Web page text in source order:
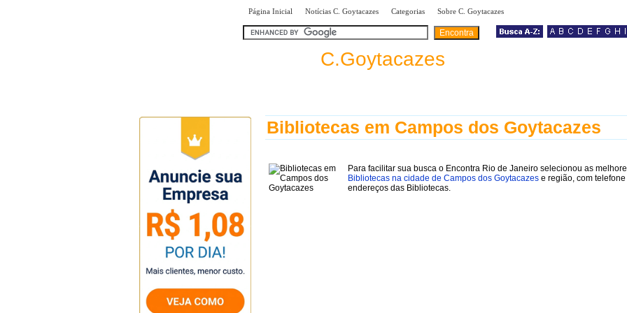
Página Inicial Notícias C. Goytacazes Categorias Sobre C. Goytacazes
C.Goytacazes
Bibliotecas em Campos dos Goytacazes
Para facilitar sua busca o Encontra Rio de Janeiro selecionou as
Bibliotecas na cidade de Campos dos Goytacazes e região, com telefone
endereços das Bibliotecas.